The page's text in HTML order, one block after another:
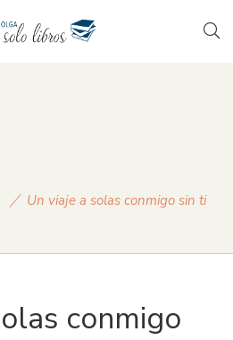
Un viaje a solas conmigo sin ti
conmigo